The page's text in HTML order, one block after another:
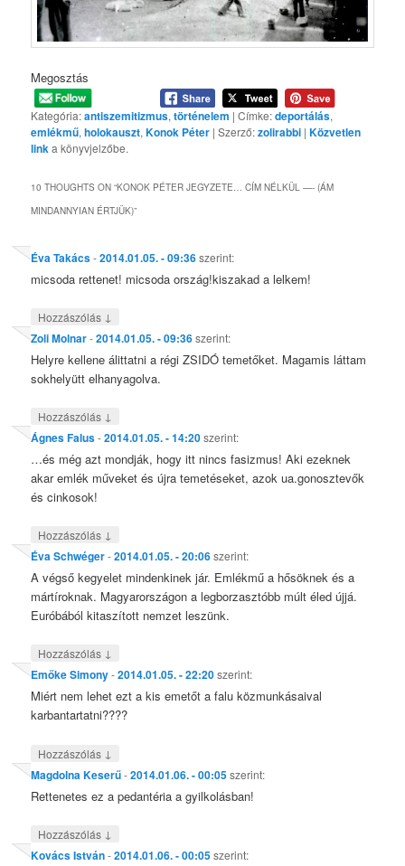
Megosztás
Kategória:antiszemitizmus,történelem | Címke:deportálás,
emlékmű,holokauszt,Konok Péter | Szerző:zolirabbi |Közvetlen
linka könyvjelzőbe.
10 THOUGHTS ON “KONOK PÉTER JEGYZETE… CÍM NÉLKÜL —- (ÁM
MINDANNYIAN ÉRTJÜK)”
Éva Takács-2014.01.05. - 09:36szerint:
micsoda rettenet! micsoda ország!kiszakad a lelkem!
Hozzászólás ↓
Zoli Molnar-2014.01.05. - 09:36szerint:
Helyre kellene álittatni a régi ZSIDÓ temetőket. Magamis láttam
sokhelyütt elhanyagolva.
Hozzászólás ↓
Ágnes Falus-2014.01.05. - 14:20szerint:
…és még azt mondják, hogy itt nincs fasizmus! Aki ezeknek
akar emlék műveket és újra temetéseket, azok ua.gonosztevők
és cinkosok!
Hozzászólás ↓
Éva Schwéger-2014.01.05. - 20:06szerint:
A végső kegyelet mindenkinek jár. Emlékmű a hősöknek és a
mártíroknak. Magyarországon a legborzasztóbb múlt éled újjá.
Euróbából kitaszított nemzet leszünk.
Hozzászólás ↓
Emőke Simony-2014.01.05. - 22:20szerint:
Miért nem lehet ezt a kis emetőt a falu közmunkásaival
karbantartatni????
Hozzászólás ↓
Magdolna Keserű-2014.01.06. - 00:05szerint:
Rettenetes ez a pedantéria a gyilkolásban!
Hozzászólás ↓
Kovács István-2014.01.06. - 00:05szerint: